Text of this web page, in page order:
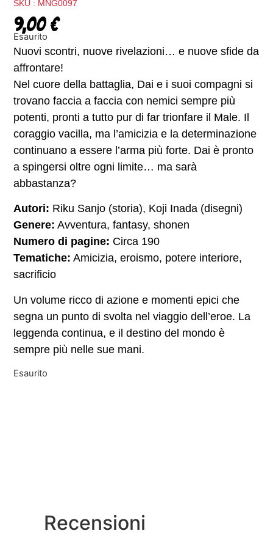
SKU : MNG0097
9,00€
Esaurito
Nuovi scontri, nuove rivelazioni… e nuove sfide da
affrontare!
Nel cuore della battaglia, Dai e i suoi compagni si
trovano faccia a faccia con nemici sempre più
potenti, pronti a tutto pur di far trionfare il Male. Il
coraggio vacilla, ma l’amicizia e la determinazione
continuano a essere l’arma più forte. Dai è pronto
a spingersi oltre ogni limite… ma sarà
abbastanza?
Autori: Riku Sanjo (storia), Koji Inada (disegni)
Genere: Avventura, fantasy, shonen
Numero di pagine: Circa 190
Tematiche: Amicizia, eroismo, potere interiore,
sacrificio
Un volume ricco di azione e momenti epici che
segna un punto di svolta nel viaggio dell’eroe. La
leggenda continua, e il destino del mondo è
sempre più nelle sue mani.
Esaurito
Recensioni